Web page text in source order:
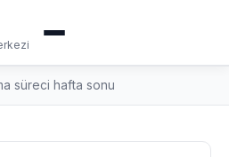
süreci hafta sonu